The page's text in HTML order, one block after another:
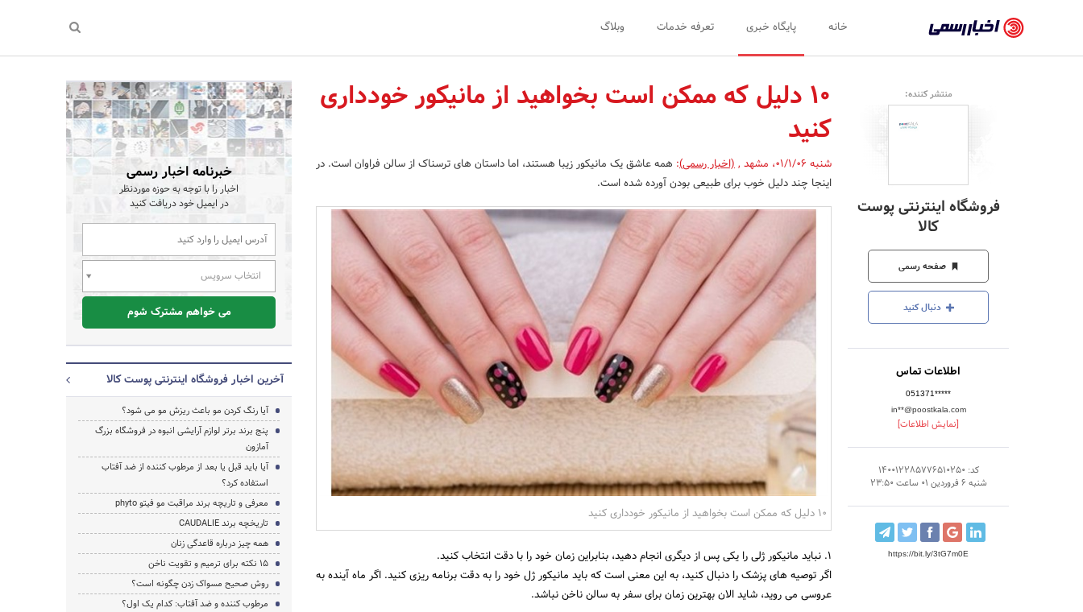
رسمی
-
اخبار
تایید
شرکت‌ها،
سازمان‌ها
و
روابط
عمومی‌ها
خانه پایگاه خبری تعرفه خدمات وبلاگ
جستجو
منتشر کننده:
فروشگاه اینترنتی پوست
کالا
صفحه رسمی
دنبال کنید
اطلاعات تماس
051371*****
in**@poostkala.com
[نمایش اطلاعات]
کد: 140012285776510250
شنبه 6 فروردین 01 ساعت 23:50
https://bit.ly/3tG7m0E
10 دلیل که ممکن است بخواهید از مانیکور خودداری
کنید
شنبه 01/1/06 ، مشهد ,(اخبار رسمی): همه عاشق یک مانیکور زیبا هستند، اما داستان های ترسناک از سالن فراوان است. در
اینجا چند دلیل خوب برای طبیعی بودن آورده شده است.
10 دلیل که ممکن است بخواهید از مانیکور خودداری کنید
1. نباید مانیکور ژلی را یکی پس از دیگری انجام دهید، بنابراین زمان خود را با دقت انتخاب کنید.
اگر توصیه های پزشک را دنبال کنید، به این معنی است که باید مانیکور ژل خود را به دقت برنامه ریزی کنید. اگر ماه آینده به
عروسی می روید، شاید الان بهترین زمان برای سفر به سالن ناخن نباشد.
خبرنامه اخبار رسمی
اخبار را با توجه به حوزه موردنظر
در ایمیل خود دریافت کنید
انتخاب سرویس
می خواهم مشترک شوم
آخرین اخبار فروشگاه اینترنتی پوست کالا
آیا رنگ کردن مو باعث ریزش مو می شود؟
پنج برند برتر لوازم آرایشی انبوه در فروشگاه بزرگ
آمازون
آیا باید قبل یا بعد از مرطوب کننده از ضد آفتاب
استفاده کرد؟
معرفی و تاریچه برند مراقبت مو فیتو phyto
تاریخچه برند CAUDALIE
همه چیز درباره قاعدگی زنان
15 نکته برای ترمیم و تقویت ناخن
روش صحیح مسواک زدن چگونه است؟
مرطوب کننده و ضد آفتاب: کدام یک اول؟